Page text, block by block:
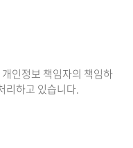
인정보 책임자의 책임하
리하고 있습니다.